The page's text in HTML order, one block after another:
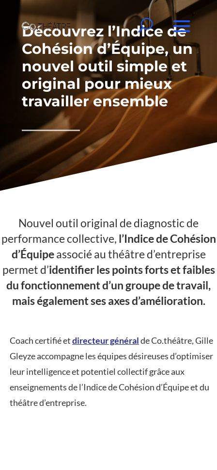
Découvrez l’Indice de
Cohésion d’Équipe, un
nouvel outil simple et
original pour mieux
travailler ensemble
Nouvel outil original de diagnostic de
performance collective, l’Indice de Cohésion
d’Équipeassocié au théâtre d’entreprise
permet d’identifier les points forts et faibles
du fonctionnement d’un groupe de travail,
mais également ses axes d’amélioration.
Coach certifié etdirecteur généralde Co.théâtre, Gille
Gleyze accompagne les équipes désireuses d’optimiser
leur intelligence et potentiel collectif grâce aux
enseignements de l’Indice de Cohésion d’Équipe et du
théâtre d’entreprise.